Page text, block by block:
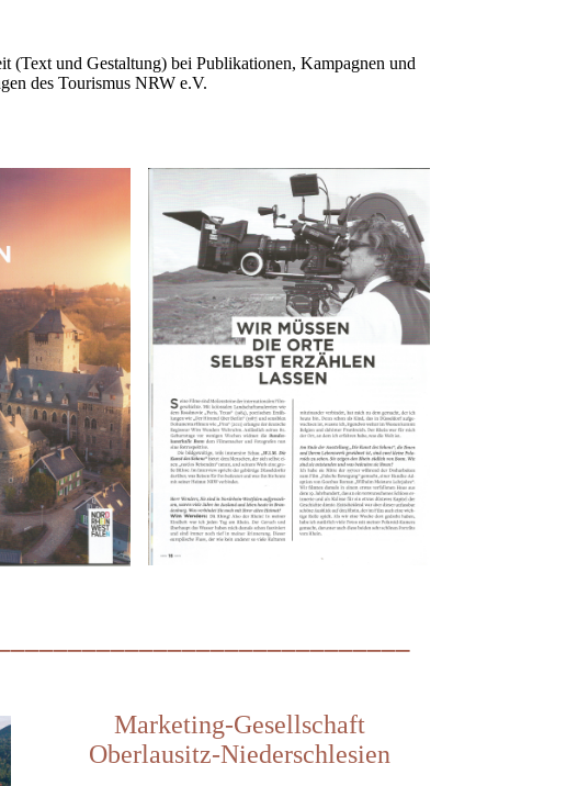
(Text und Gestaltung) bei Publikationen, Kampagnen und
des Tourismus NRW e.V.
Marketing-Gesellschaft
Oberlausitz-Niederschlesien